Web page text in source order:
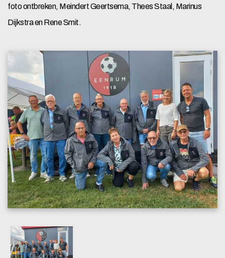
foto ontbreken, Meindert Geertsema, Thees Staal, Marinus
Dijkstra en Rene Smit.